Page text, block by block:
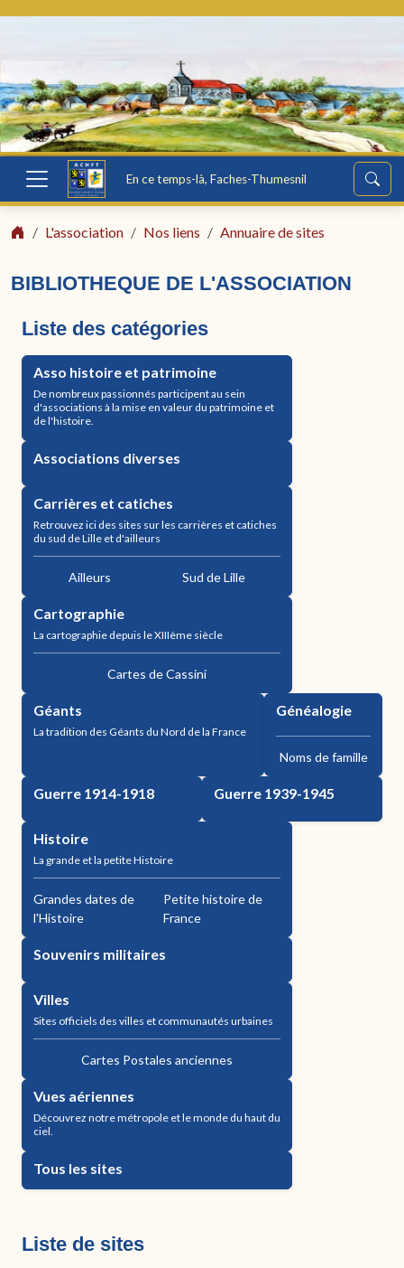
En ce temps-là, Faches-Thumesnil
L'association Nos liens Annuaire de sites
BIBLIOTHEQUE DE L'ASSOCIATION
Liste des catégories
Asso histoire et patrimoine
De nombreux passionnés participent au sein
d'associations à la mise en valeur du patrimoine et
de l'histoire.
Associations diverses
Carrières et catiches
Retrouvez ici des sites sur les carrières et catiches
du sud de Lille et d'ailleurs
Ailleurs Sud de Lille
Cartographie
La cartographie depuis le XIIIème siècle
Cartes de Cassini
Géants
La tradition des Géants du Nord de la France
Généalogie
Noms de famille
Guerre 1914-1918 Guerre 1939-1945
Histoire
La grande et la petite Histoire
Grandes dates de
l'Histoire
Petite histoire de
France
Souvenirs militaires
Villes
Sites officiels des villes et communautés urbaines
Cartes Postales anciennes
Vues aériennes
Découvrez notre métropole et le monde du haut du
ciel.
Tous les sites
Liste de sites